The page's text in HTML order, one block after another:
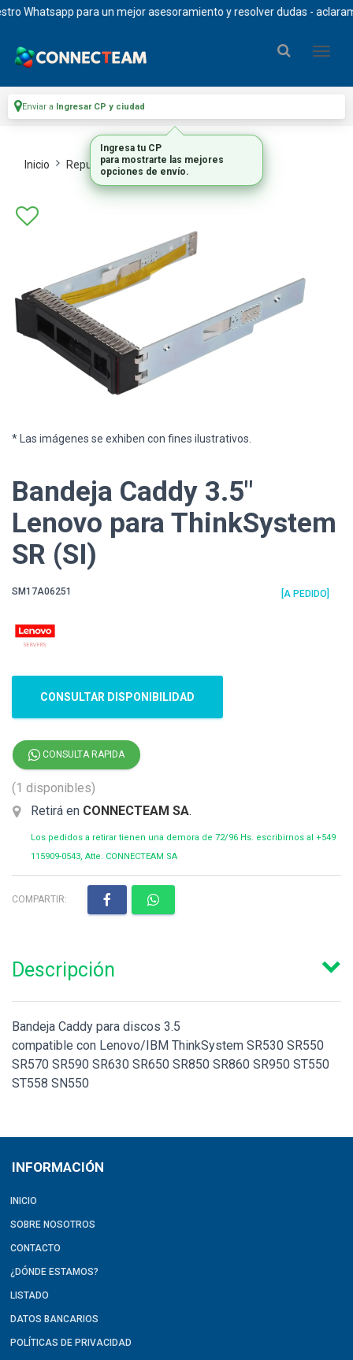
Whatsapp para un mejor asesoramiento y resolver dudas -
Enviar a Ingresar CP y ciudad
Inicio Repuestos Y Upgrades Repuestos
* Las imágenes se exhiben con fines ilustrativos.
Bandeja Caddy 3.5"
Lenovo para ThinkSystem
SR (SI)
SM17A06251 [A PEDIDO]
CONSULTAR DISPONIBILIDAD
CONSULTA RAPIDA
(1 disponibles)
Retirá en CONNECTEAM SA.
Los pedidos a retirar tienen una demora de 72/96 Hs. escribirnos al +549
115909-0543, Atte. CONNECTEAM SA
COMPARTIR:
Descripción
Bandeja Caddy para discos 3.5
compatible con Lenovo/IBM ThinkSystem SR530 SR550
SR570 SR590 SR630 SR650 SR850 SR860 SR950 ST550
ST558 SN550
INFORMACIÓN
INICIO
SOBRE NOSOTROS
CONTACTO
¿DÓNDE ESTAMOS?
LISTADO
DATOS BANCARIOS
POLÍTICAS DE PRIVACIDAD
Ingresa tu CP
para mostrarte las mejores
opciones de envío.